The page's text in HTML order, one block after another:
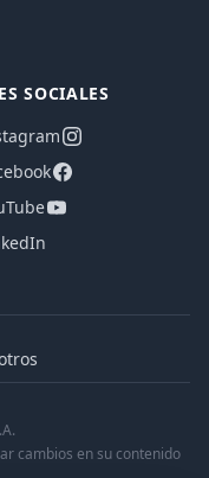
SOCIALES
cambios en su contenido